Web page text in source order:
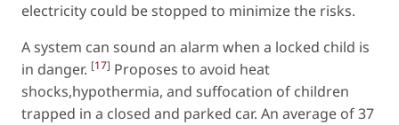
electricity could be stopped to minimize the risks.
A system can sound an alarm when a locked child is
in danger. [17] Proposes to avoid heat
shocks,hypothermia, and suffocation of children
trapped in a closed and parked car. An average of 37